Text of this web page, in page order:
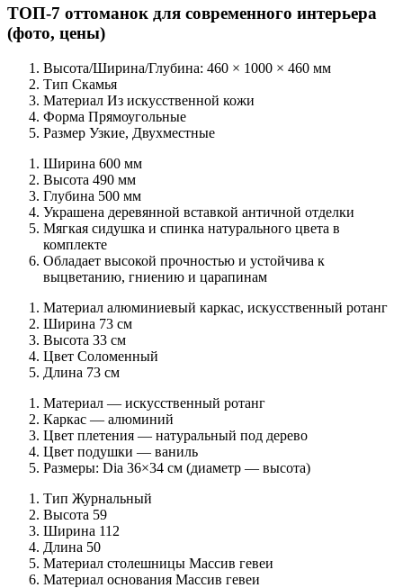
ТОП-7 оттоманок для современного интерьера
(фото, цены)
Высота/Ширина/Глубина: 460 × 1000 × 460 мм
Тип Скамья
Материал Из искусственной кожи
Форма Прямоугольные
Размер Узкие, Двухместные
Ширина 600 мм
Высота 490 мм
Глубина 500 мм
Украшена деревянной вставкой античной отделки
Мягкая сидушка и спинка натурального цвета в
комплекте
Обладает высокой прочностью и устойчива к
выцветанию, гниению и царапинам
Материал алюминиевый каркас, искусственный ротанг
Ширина 73 см
Высота 33 см
Цвет Соломенный
Длина 73 см
Материал — искусственный ротанг
Каркас — алюминий
Цвет плетения — натуральный под дерево
Цвет подушки — ваниль
Размеры: Dia 36×34 см (диаметр — высота)
Тип Журнальный
Высота 59
Ширина 112
Длина 50
Материал столешницы Массив гевеи
Материал основания Массив гевеи